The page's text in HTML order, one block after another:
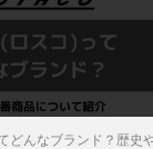
どんなブランド？歴史